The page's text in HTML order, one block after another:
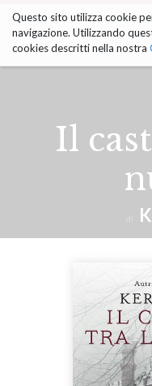
ai
contenuti.
|
Salta
Questo sito utilizza cookie
navigazione. Utilizzando
cookies descritti nella nostra
Il
di